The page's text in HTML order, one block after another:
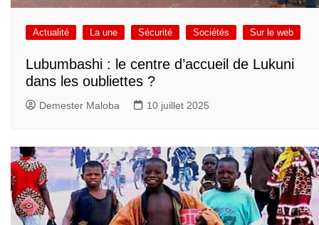
Actualité La une Sécurité Sociétés Sur le web
Lubumbashi : le centre d’accueil de Lukuni
dans les oubliettes ?
Demester Maloba 10 juillet 2025